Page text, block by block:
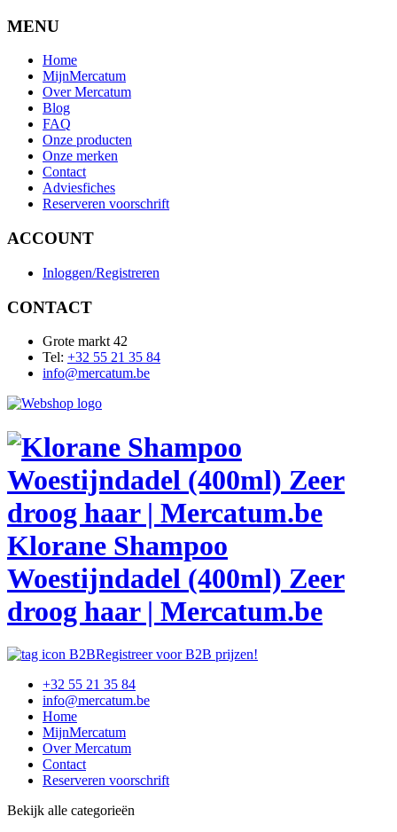
MENU
Home
MijnMercatum
Over Mercatum
Blog
FAQ
Onze producten
Onze merken
Contact
Adviesfiches
Reserveren voorschrift
ACCOUNT
Inloggen/Registreren
CONTACT
Grote markt 42
Tel: +32 55 21 35 84
info@mercatum.be
Klorane Shampoo
Woestijndadel (400ml) Zeer
droog haar | Mercatum.be
Registreer voor B2B prijzen!
+32 55 21 35 84
info@mercatum.be
Home
MijnMercatum
Over Mercatum
Contact
Reserveren voorschrift
Bekijk alle categorieën